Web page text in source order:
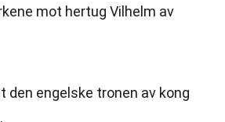
mot hertug Vilhelm av
den engelske tronen av kong